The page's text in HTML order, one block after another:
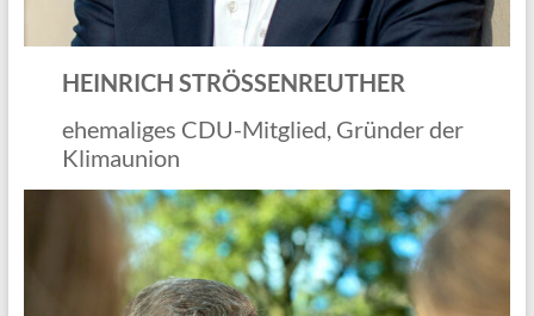
HEINRICH STRÖSSENREUTHER
ehemaliges CDU-Mitglied, Gründer der
Klimaunion